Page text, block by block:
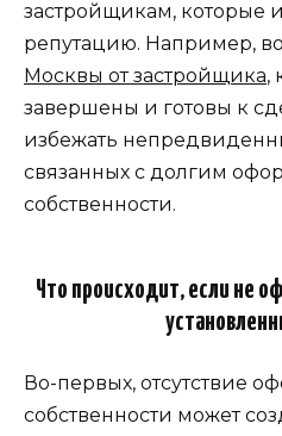
застройщикам, которые
репутацию. Например,
Москвы от застройщика,
завершены и готовы к
избежать
связанных с долгим
собственности.
Что происходит, если не
Во-первых, отсутствие
собственности может